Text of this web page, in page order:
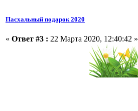
Пасхальный подарок 2020
« Ответ #3 : 22 Марта 2020, 12:40:42 »